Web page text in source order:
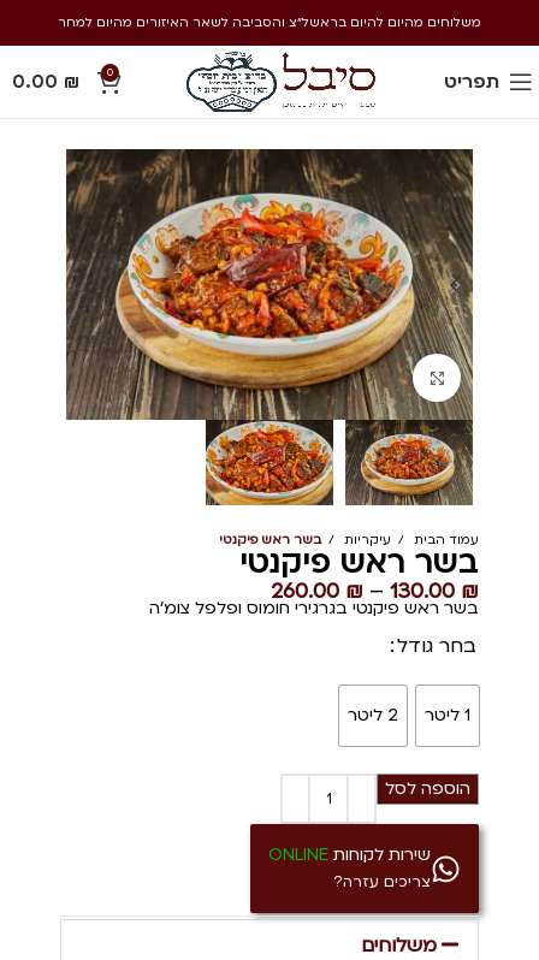
משלוחים מהיום להיום בראשל״צ והסביבה לשאר האיזורים מהיום למחר
תפריט 0
0.00 ₪
Click to enlarge
עמוד הבית עיקריות בשר ראש פיקנטי
בשר ראש פיקנטי
130.00 ₪
–
260.00 ₪
בשר ראש פיקנטי בגרגירי חומוס ופלפל צומ'ה
בחר גודל
1 ליטר 2 ליטר
הוספה לסל
שירות לקוחות ONLINE
צריכים עזרה?
משלוחים